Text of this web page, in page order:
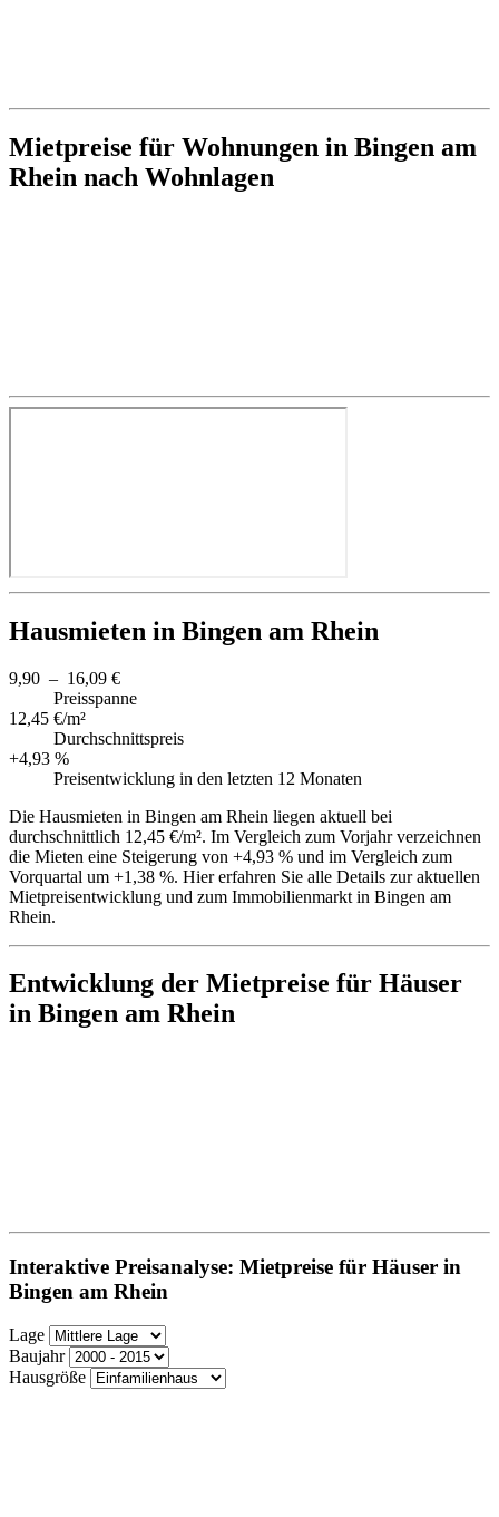
Mietpreise für Wohnungen in Bingen am
Rhein nach Wohnlagen
Hausmieten in Bingen am Rhein
9,90 – 16,09 €
Preisspanne
12,45 €/m²
Durchschnittspreis
+4,93 %
Preisentwicklung in den letzten 12 Monaten
Die Hausmieten in Bingen am Rhein liegen aktuell bei
durchschnittlich 12,45 €/m². Im Vergleich zum Vorjahr verzeichnen
die Mieten eine Steigerung von +4,93 % und im Vergleich zum
Vorquartal um +1,38 %. Hier erfahren Sie alle Details zur aktuellen
Mietpreisentwicklung und zum Immobilienmarkt in Bingen am
Rhein.
Entwicklung der Mietpreise für Häuser
in Bingen am Rhein
Interaktive Preisanalyse: Mietpreise für Häuser in
Bingen am Rhein
Lage
Baujahr
Hausgröße